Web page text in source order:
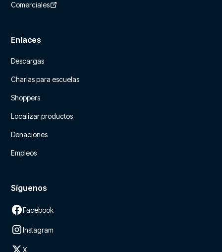
Comerciales
Enlaces
Descargas
Charlas para escuelas
Shoppers
Localizar productos
Donaciones
Empleos
Síguenos
Facebook
Instagram
X